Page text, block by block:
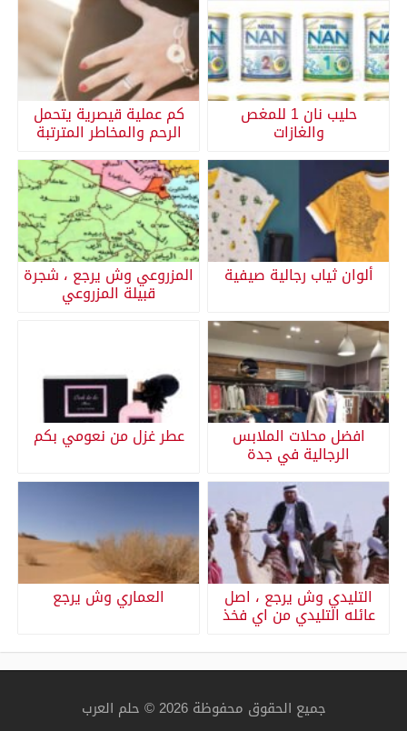
حليب نان 1 للمغص
والغازات
كم عملية قيصرية يتحمل
الرحم والمخاطر المترتبة
ألوان ثياب رجالية صيفية المزروعي وش يرجع ، شجرة
قبيلة المزروعي
افضل محلات الملابس
الرجالية في جدة
عطر غزل من نعومي بكم
التليدي وش يرجع ، اصل
عائله التليدي من اي فخذ
العماري وش يرجع
جميع الحقوق محفوظة 2026 © حلم العرب